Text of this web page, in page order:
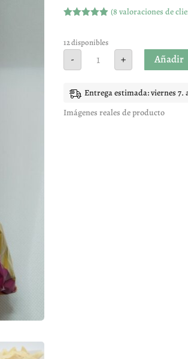
5 en base
a
valoracione
(8 valoraciones de
12 disponibles
- fritas + Añadir
Entrega estimada: viernes 7.
Imágenes reales de producto